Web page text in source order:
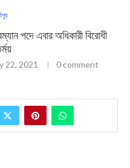
পদে এবার অধিকারী বিরোধী
22, 2021 0 comment